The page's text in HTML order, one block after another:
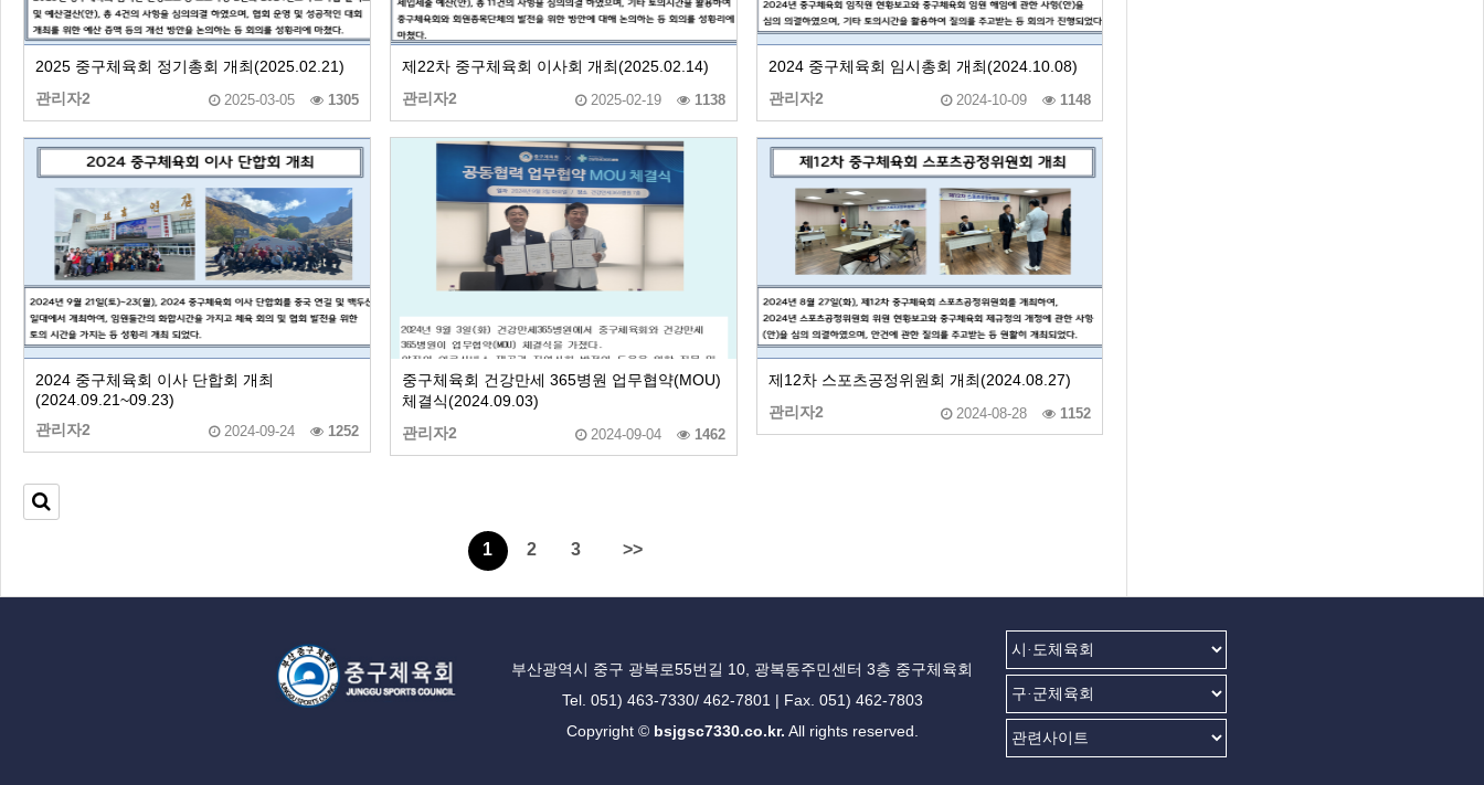
2025 중구체육회 정기총회 개최(2025.02.21)
관리자2
2025-03-05 1305
제22차 중구체육회 이사회 개최(2025.02.14)
관리자2
2025-02-19 1138
2024 중구체육회 임시총회 개최(2024.10.08)
관리자2
2024-10-09 1148
2024 중구체육회 이사 단합회 개최
(2024.09.21~09.23)
관리자2
2024-09-24 1252
중구체육회 건강만세 365병원 업무협약(MOU)
체결식(2024.09.03)
관리자2
2024-09-04 1462
제12차 스포츠공정위원회 개최(2024.08.27)
관리자2
2024-08-28 1152
1 2 3 >>
부산광역시 중구 광복로55번길 10, 광복동주민센터 3층 중구체육회
Tel. 051) 463-7330/ 462-7801 | Fax. 051) 462-7803
Copyright © bsjgsc7330.co.kr. All rights reserved.